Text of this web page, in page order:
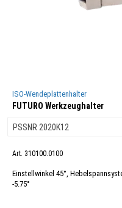
ISO-Wendeplattenhalter
FUTURO Werkzeughalter
Art. 310100.0100
Einstellwinkel 45°,
-5.75°